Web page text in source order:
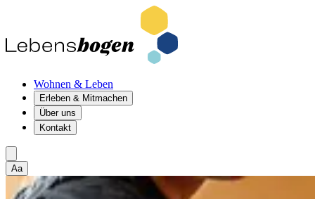
Wohnen & Leben
Erleben & Mitmachen
Über uns
Kontakt
Aa